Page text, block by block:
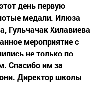
день первую
медали. Илюза
Гульчачак Хилавиева
мероприятие с
не только по
Спасибо им за
Директор школы